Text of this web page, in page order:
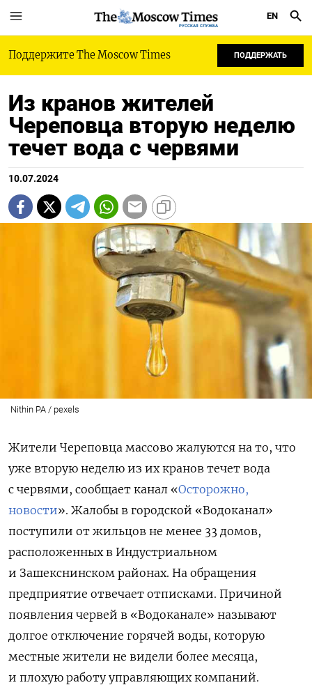
РУССКАЯ СЛУЖБА
EN
Поддержите The Moscow Times ПОДДЕРЖАТЬ
Из кранов жителей
Череповца вторую неделю
течет вода с червями
10.07.2024
Nithin PA / pexels
Жители Череповца массово жалуются на то, что
уже вторую неделю из их кранов течет вода
с червями, сообщает канал «Осторожно,
новости». Жалобы в городской «Водоканал»
поступили от жильцов не менее 33 домов,
расположенных в Индустриальном
и Зашекснинском районах. На обращения
предприятие отвечает отписками. Причиной
появления червей в «Водоканале» называют
долгое отключение горячей воды, которую
местные жители не видели более месяца,
и плохую работу управляющих компаний.